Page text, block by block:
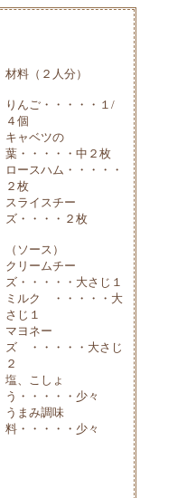
材料（２人分）
りんご・・・・・１/
４個
キャベツの
葉・・・・・中２枚
ロースハム・・・・・
２枚
スライスチー
ズ・・・・２枚
（ソース）
クリームチー
ズ・・・・・大さじ１
ミルク ・・・・・大
さじ１
マヨネー
ズ ・・・・・大さじ
２
塩、こしょ
う・・・・・少々
うまみ調味
料・・・・・少々